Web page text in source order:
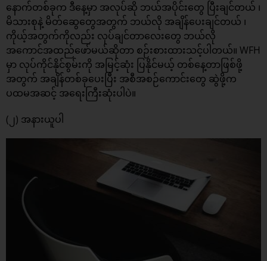
နောက်တစ်ခုက ဒီနေ့မှာ အလုပ်ဆို ဘယ်အပိုင်းတွေ ပြီးချင်တယ် ၊
မိသားစုနဲ့ မိတ်ဆွေတွေအတွက် ဘယ်လို အချိန်ပေးချင်တယ် ၊
ကိုယ့်အတွက်ကိုလည်း လုပ်ချင်တာလေးတွေ ဘယ်လို
အကောင်အထည်ဖော်မယ်ဆိုတာ စဉ်းစားထားသင့်ပါတယ်။ WFH
မှာ လုပ်ကိုင်နိုင်စွမ်းကို အမြင့်ဆုံး ပြနိုင်မယ့် တစ်နေ့တာဖြစ်ဖို့
အတွက် အချိန်တစ်ခုပေးပြီး အစီအစဉ်ကောင်းတွေ ဆွဲဖို့က
ပထမအဆင့် အ‌‌ရေးကြီးဆုံးပါပဲ။
(၂) အနားယူပါ